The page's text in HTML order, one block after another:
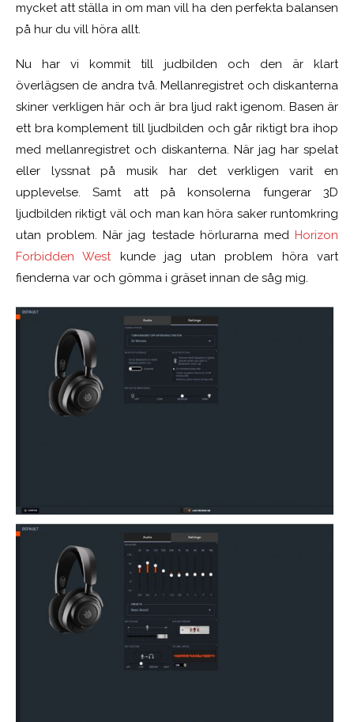
mycket att ställa in om man vill ha den perfekta balansen
på hur du vill höra allt.
Nu har vi kommit till judbilden och den är klart
överlägsen de andra två. Mellanregistret och diskanterna
skiner verkligen här och är bra ljud rakt igenom. Basen är
ett bra komplement till ljudbilden och går riktigt bra ihop
med mellanregistret och diskanterna. När jag har spelat
eller lyssnat på musik har det verkligen varit en
upplevelse. Samt att på konsolerna fungerar 3D
ljudbilden riktigt väl och man kan höra saker runtomkring
utan problem. När jag testade hörlurarna med Horizon
Forbidden Westkunde jag utan problem höra vart
fienderna var och gömma i gräset innan de såg mig.